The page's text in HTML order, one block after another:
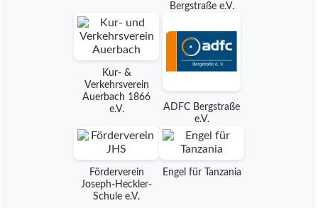
Bergstraße e.V.
Kur- &
Verkehrsverein
Auerbach 1866
e.V.
ADFC Bergstraße
e.V.
Förderverein
Joseph-Heckler-
Schule e.V.
Engel für Tanzania